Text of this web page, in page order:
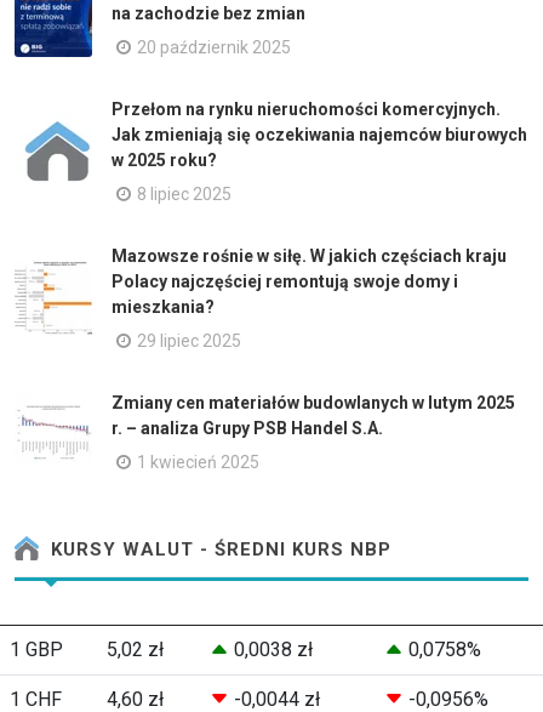
na zachodzie bez zmian
20 październik 2025
Przełom na rynku nieruchomości komercyjnych.
Jak zmieniają się oczekiwania najemców biurowych
w 2025 roku?
8 lipiec 2025
Mazowsze rośnie w siłę. W jakich częściach kraju
Polacy najczęściej remontują swoje domy i
mieszkania?
29 lipiec 2025
Zmiany cen materiałów budowlanych w lutym 2025
r. – analiza Grupy PSB Handel S.A.
1 kwiecień 2025
KURSY WALUT - ŚREDNI KURS NBP
1 GBP 5,02 zł 0,0038 zł 0,0758%
1 CHF 4,60 zł -0,0044 zł -0,0956%